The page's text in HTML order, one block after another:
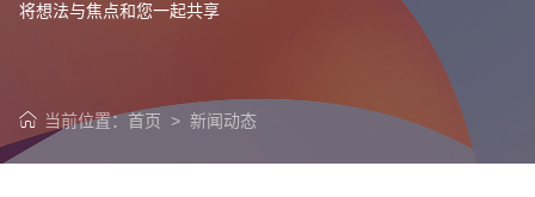
将想法与焦点和您一起共享
当前位置： 首页 > 新闻动态